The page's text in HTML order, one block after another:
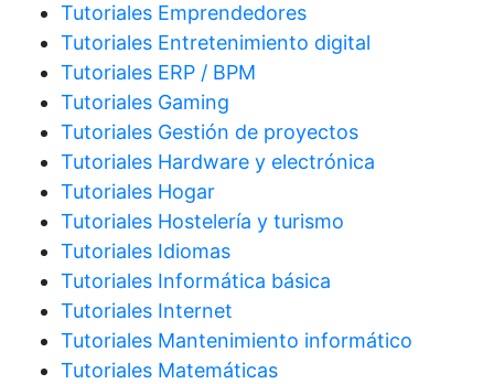
Tutoriales Emprendedores
Tutoriales Entretenimiento digital
Tutoriales ERP / BPM
Tutoriales Gaming
Tutoriales Gestión de proyectos
Tutoriales Hardware y electrónica
Tutoriales Hogar
Tutoriales Hostelería y turismo
Tutoriales Idiomas
Tutoriales Informática básica
Tutoriales Internet
Tutoriales Mantenimiento informático
Tutoriales Matemáticas